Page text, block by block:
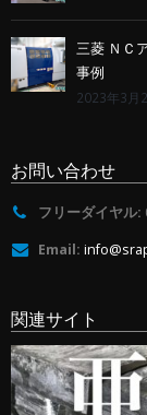
三菱 ＮＣ
事例
2023年3月
お問い合わせ
フリーダイヤル:
Email:
関連サイト